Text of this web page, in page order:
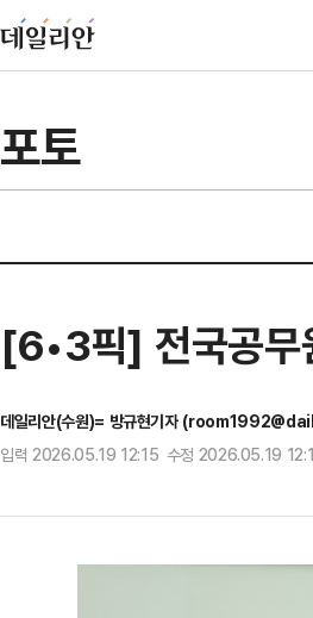
포토
[6•3픽] 전국공무
데일리안(수원)= 방규현기자
입력 2026.05.19 12:15 수정 2026.05.19